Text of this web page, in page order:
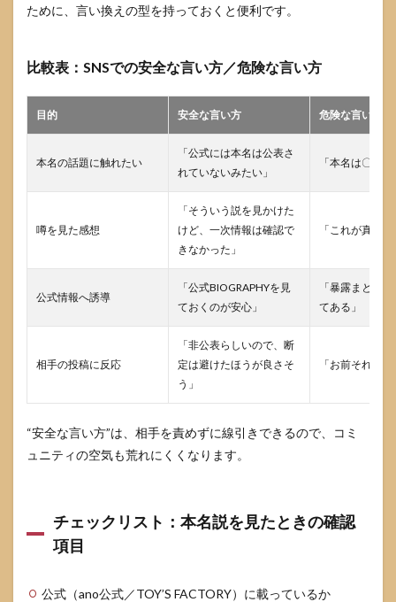
ために、言い換えの型を持っておくと便利です。
比較表：SNSでの安全な言い方／危険な言い方
目的 安全な言い方 危険な言い方
本名の話題に触れたい
「公式には本名は公表さ
れていないみたい」
「本名は〇〇
噂を見た感想
「そういう説を見かけた
けど、一次情報は確認で
きなかった」
「これが真実
公式情報へ誘導
「公式BIOGRAPHYを見
ておくのが安心」
「暴露まとめ
てある」
相手の投稿に反応
「非公表らしいので、断
定は避けたほうが良さそ
う」
「お前それ拡
“安全な言い方”は、相手を責めずに線引きできるので、コミ
ュニティの空気も荒れにくくなります。
チェックリスト：本名説を見たときの確認
項目
公式（ano公式／TOY’S FACTORY）に載っているか